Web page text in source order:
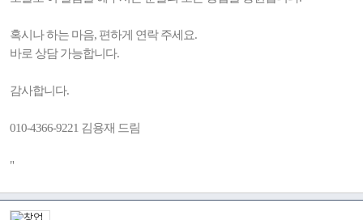
혹시나 하는 마음, 편하게 연락 주세요.
바로 상담 가능합니다.
감사합니다.
010-4366-9221 김용재 드림
"